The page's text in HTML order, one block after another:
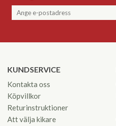
KUNDSERVICE
Kontakta oss
Köpvillkor
Returinstruktioner
Att välja kikare